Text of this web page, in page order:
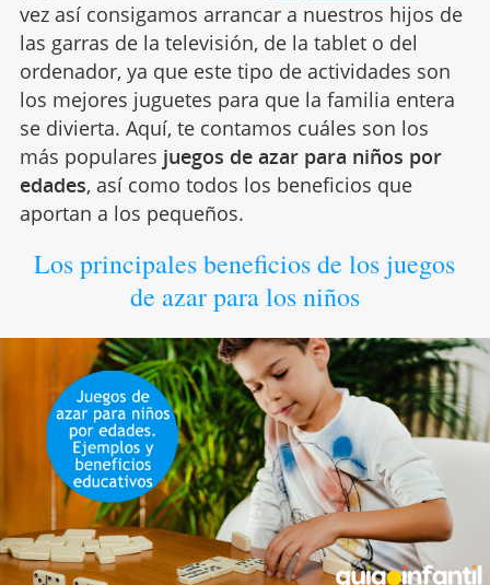
vez así consigamos arrancar a nuestros hijos de
las garras de la televisión, de la tablet o del
ordenador, ya que este tipo de actividades son
los mejores juguetes para que la familia entera
se divierta. Aquí, te contamos cuáles son los
más populares juegos de azar para niños por
edades, así como todos los beneficios que
aportan a los pequeños.
Los principales beneficios de los juegos
de azar para los niños